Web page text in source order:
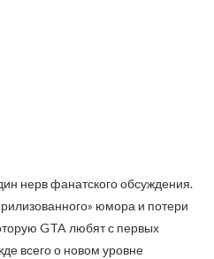
нерв фанатского обсуждения.
юмора и потери
GTA любят с первых
всего о новом уровне